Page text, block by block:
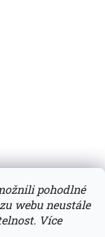
pohodlné
webu neustále
Více